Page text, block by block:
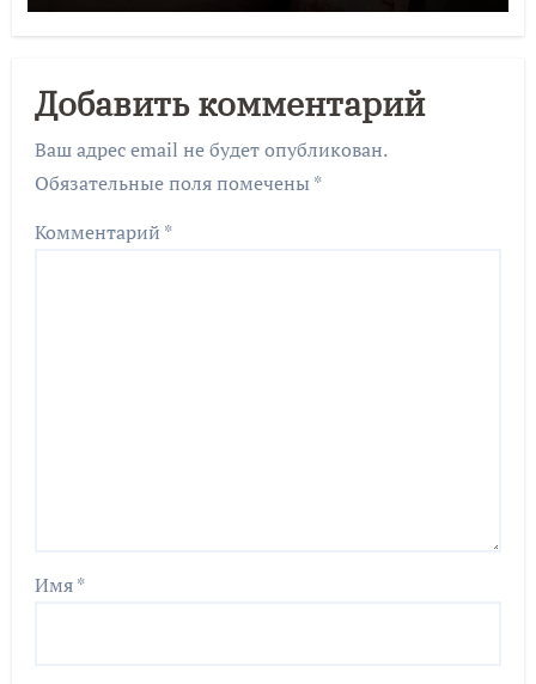
Добавить комментарий
Ваш адрес email не будет опубликован.
Обязательные поля помечены *
Комментарий *
Имя*